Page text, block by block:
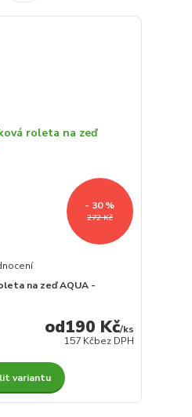
272 Kč
- 30 %
na zeď AQUA -
190 Kč/ks
157 Kčbez DPH
variantu